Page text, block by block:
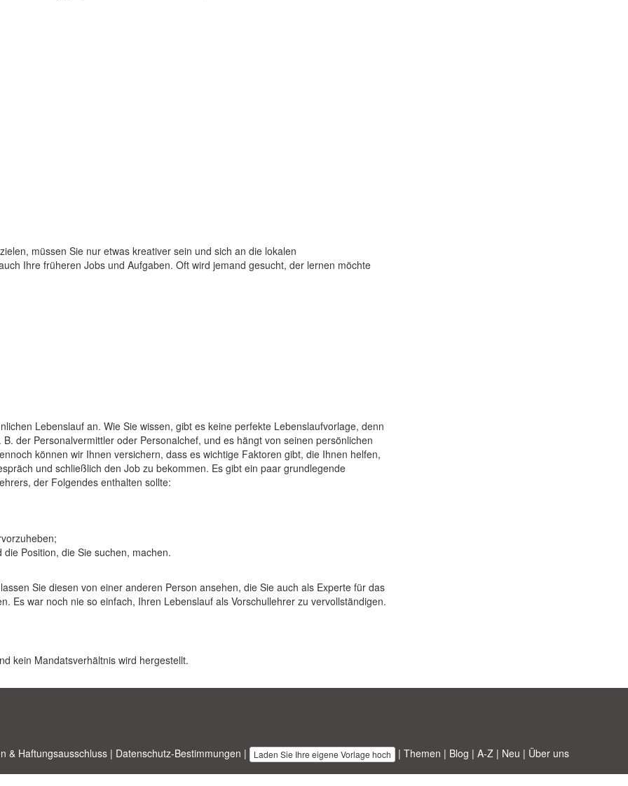
müssen Sie nur etwas kreativer sein und sich an die lokalen
Ihre früheren Jobs und Aufgaben. Oft wird jemand gesucht, der lernen möchte
Lebenslauf an. Wie Sie wissen, gibt es keine perfekte Lebenslaufvorlage, denn
der Personalvermittler oder Personalchef, und es hängt von seinen persönlichen
können wir Ihnen versichern, dass es wichtige Faktoren gibt, die Ihnen helfen,
und schließlich den Job zu bekommen. Es gibt ein paar grundlegende
der Folgendes enthalten sollte:
Position, die Sie suchen, machen.
Sie diesen von einer anderen Person ansehen, die Sie auch als Experte für das
Es war noch nie so einfach, Ihren Lebenslauf als Vorschullehrer zu vervollständigen.
kein Mandatsverhältnis wird hergestellt.
& Haftungsausschluss | Datenschutz-Bestimmungen | Laden Sie Ihre eigene Vorlage hoch | Themen | Blog | A-Z | Neu | Über uns